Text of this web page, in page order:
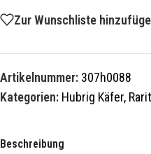
Zur Wunschliste
Artikelnummer: 307h0088
Kategorien: Hubrig Käfer,
Beschreibung